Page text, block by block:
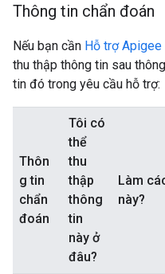
Thông tin chẩn đoán
Nếu bạn cần Hỗ trợ Apigee
thu thập thông tin sau
tin đó trong yêu cầu hỗ trợ:
Thôn
g tin
chẩn
đoán
Tôi có
thể
thu
thập
thông
tin
này ở
đâu?
Làm
này?